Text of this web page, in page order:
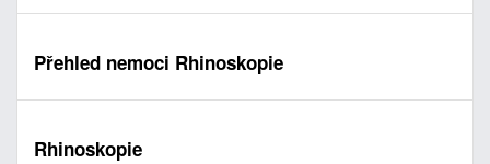
Přehled nemoci Rhinoskopie
Rhinoskopie